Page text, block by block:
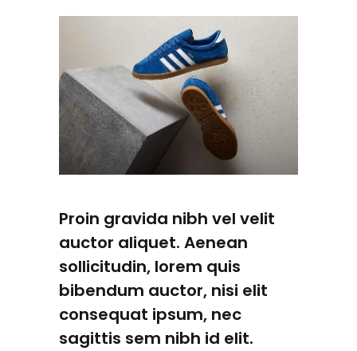
Proin gravida nibh vel velit
auctor aliquet. Aenean
sollicitudin, lorem quis
bibendum auctor, nisi elit
consequat ipsum, nec
sagittis sem nibh id elit.